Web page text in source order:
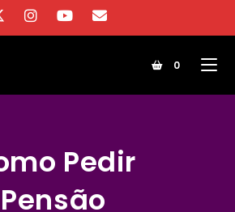
0
Pedir
Pensão